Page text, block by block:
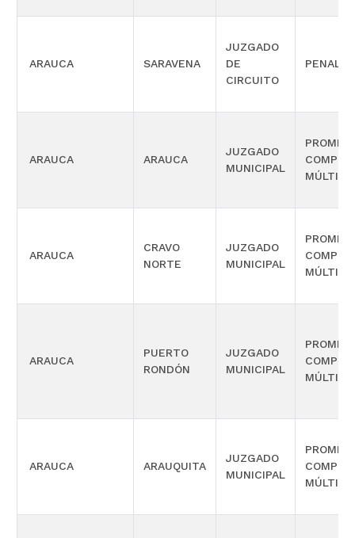
ARAUCA SARAVENA
JUZGADO
DE
CIRCUITO
PENAL
ARAUCA ARAUCA
JUZGADO
MUNICIPAL
ARAUCA
CRAVO
NORTE
JUZGADO
MUNICIPAL
ARAUCA
PUERTO
RONDÓN
JUZGADO
MUNICIPAL
ARAUCA ARAUQUITA
JUZGADO
MUNICIPAL